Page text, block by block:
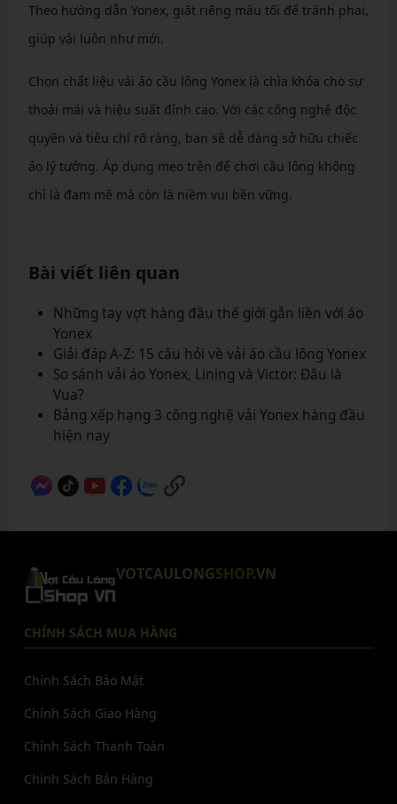
Theo hướng dẫn Yonex, giặt riêng màu tối để tránh phai,
giúp vải luôn như mới.
Chọn chất liệu vải áo cầu lông Yonex là chìa khóa cho sự
thoải mái và hiệu suất đỉnh cao. Với các công nghệ độc
quyền và tiêu chí rõ ràng, bạn sẽ dễ dàng sở hữu chiếc
áo lý tưởng. Áp dụng mẹo trên để chơi cầu lông không
chỉ là đam mê mà còn là niềm vui bền vững.
Bài viết liên quan
Những tay vợt hàng đầu thế giới gắn liền với áo
Yonex
Giải đáp A-Z: 15 câu hỏi về vải áo cầu lông Yonex
So sánh vải áo Yonex, Lining và Victor: Đâu là
Vua?
Bảng xếp hạng 3 công nghệ vải Yonex hàng đầu
hiện nay
VOTCAULONGSHOP.VN
CHÍNH SÁCH MUA HÀNG
Chính Sách Bảo Mật
Chính Sách Giao Hàng
Chính Sách Thanh Toán
Chính Sách Bán Hàng